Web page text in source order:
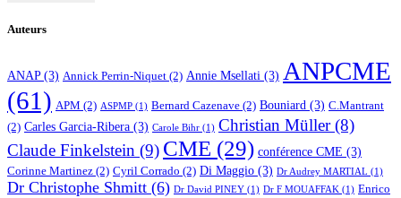
Auteurs
ANAP(3) Annick Perrin-Niquet (2) Annie Msellati (3) ANPCME
(61) APM (2) ASPMP (1) Bernard Cazenave (2) Bouniard (3) C.Mantrant
(2) Carles Garcia-Ribera (3) Carole Bihr (1) Christian Müller(8)
Claude Finkelstein (9) CME (29) conférence CME (3)
Corinne Martinez (2) Cyril Corrado (2) Di Maggio (3) Dr Audrey MARTIAL (1)
Dr Christophe Shmitt (6) Dr David PINEY (1) Dr F MOUAFFAK (1) Enrico